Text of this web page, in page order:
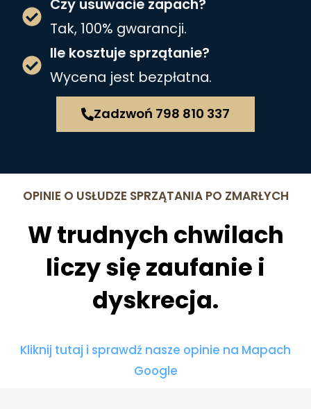
Czy usuwacie zapach?
Tak, 100% gwarancji.
Ile kosztuje sprzątanie?
Wycena jest bezpłatna.
Zadzwoń 798 810 337
OPINIE O USŁUDZE SPRZĄTANIA PO ZMARŁYCH
W trudnych chwilach
liczy się zaufanie i
dyskrecja.
Kliknij tutaj i sprawdź nasze opinie na Mapach
Google